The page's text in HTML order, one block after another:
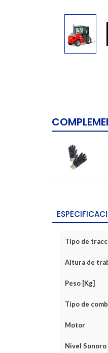
Tipo de
Altura de
Peso [Kg]
Tipo de
Motor
Nivel Sonoro